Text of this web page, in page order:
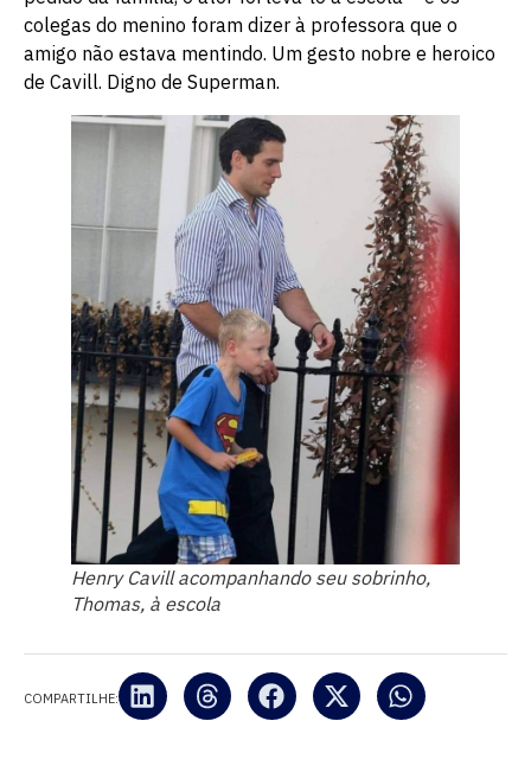
colegas do menino foram dizer à professora que o
amigo não estava mentindo. Um gesto nobre e heroico
de Cavill. Digno de Superman.
Henry Cavill acompanhando seu sobrinho,
Thomas, à escola
COMPARTILHE: